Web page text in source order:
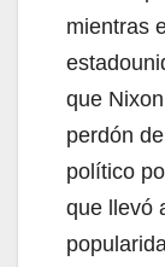
mientras
que
perdón
político
que llevó